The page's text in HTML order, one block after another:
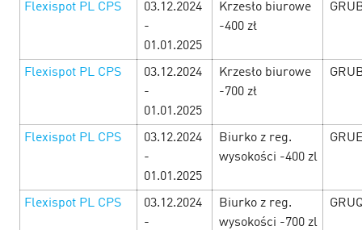
New Year’s fireworks of the offers!
27
Flexispot PL CPS
03.12.2024
-
01.01.2025
Krzesło biurowe
-400 zł
Flexispot PL CPS
03.12.2024
-
01.01.2025
Krzesło biurowe
-700 zł
Flexispot PL CPS
03.12.2024
-
01.01.2025
Biurko z reg.
wysokości -400 zl
Flexispot PL CPS
03.12.2024
-
Biurko z reg.
wysokości -700 zl